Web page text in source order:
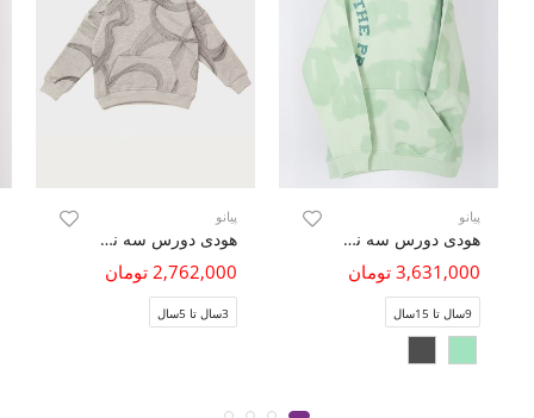
پیانو
هودی دورس سه نخ خار خورده تمام چاپ
3,631,000 تومان
9سال تا 15سال
پیانو
هودی دورس سه نخ خار خورده
2,762,000 تومان
3سال تا 5سال